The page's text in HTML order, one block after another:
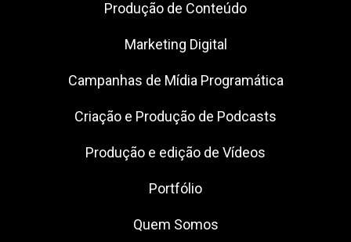
Produção de Conteúdo
Marketing Digital
Campanhas de Mídia Programática
Criação e Produção de Podcasts
Produção e edição de Vídeos
Portfólio
Quem Somos